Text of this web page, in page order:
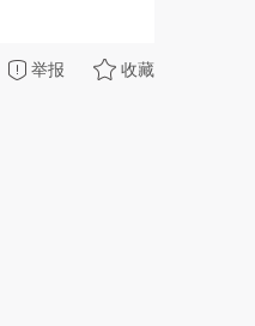
举报 收藏